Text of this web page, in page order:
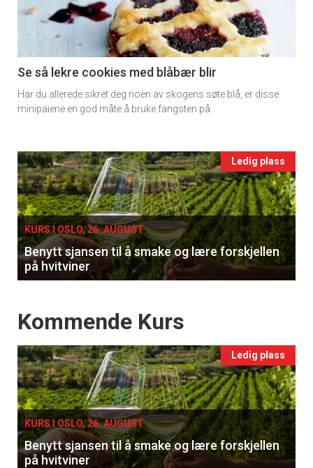
-
section
11
Ukens
Se så lekre cookies med blåbær blir
Har du allerede sikret deg noen av skogens søte blå, er disse
minipaiene en god måte å bruke fangsten på.
Events
single
Ledig plass
KURS I OSLO, 26. AUGUST
Benytt sjansen til å smake og lære forskjellen
på hvitviner
Events
Kommende Kurs
Ledig plass
KURS I OSLO, 26. AUGUST
Benytt sjansen til å smake og lære forskjellen
på hvitviner